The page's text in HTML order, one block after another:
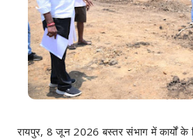
रायपुर, 8 जून 2026 बस्तर संभाग में कार्यों के